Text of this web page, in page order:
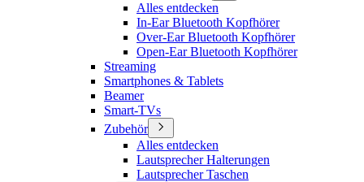
Alles entdecken
In-Ear Bluetooth Kopfhörer
Over-Ear Bluetooth Kopfhörer
Open-Ear Bluetooth Kopfhörer
Streaming
Smartphones & Tablets
Beamer
Smart-TVs
Zubehör
Alles entdecken
Lautsprecher Halterungen
Lautsprecher Taschen